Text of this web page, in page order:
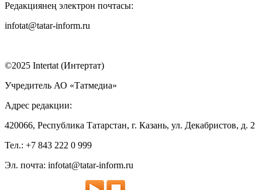
Редакциянең электрон почтасы:
infotat@tatar-inform.ru
©2025 Intertat (Интертат)
Учредитель АО «Татмедиа»
Адрес редакции:
420066, Республика Татарстан, г. Казань, ул. Декабристов, д. 2
Тел.: +7 843 222 0 999
Эл. почта: infotat@tatar-inform.ru